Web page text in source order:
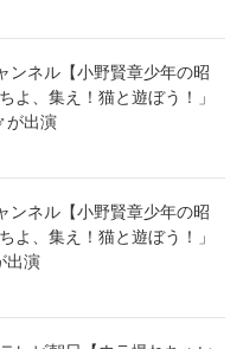
ンネル【小野賢章少年の昭
よ、集え！猫と遊ぼう！」
が出演
ンネル【小野賢章少年の昭
よ、集え！猫と遊ぼう！」
出演